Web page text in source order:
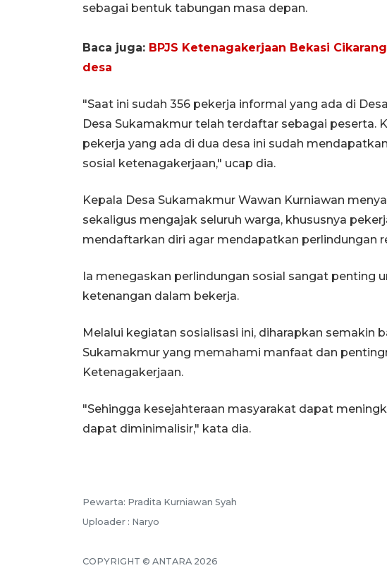
sebagai bentuk tabungan masa depan.
Baca juga: BPJS Ketenagakerjaan Bekasi
desa
"Saat ini sudah 356 pekerja informal yang ada di
Desa Sukamakmur telah terdaftar sebagai peserta.
pekerja yang ada di dua desa ini sudah
sosial ketenagakerjaan," ucap dia.
Kepala Desa Sukamakmur Wawan Kurniawan
sekaligus mengajak seluruh warga, khususnya
mendaftarkan diri agar mendapatkan perlindungan
Ia menegaskan perlindungan sosial sangat penting
ketenangan dalam bekerja.
Melalui kegiatan sosialisasi ini, diharapkan semakin
Sukamakmur yang memahami manfaat dan
Ketenagakerjaan.
"Sehingga kesejahteraan masyarakat dapat
dapat diminimalisir," kata dia.
Pewarta: Pradita Kurniawan Syah
Uploader : Naryo
COPYRIGHT © ANTARA 2026